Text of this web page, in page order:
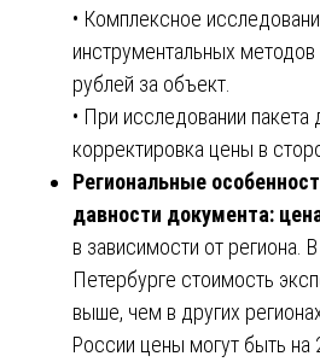
• Комплексное
инструментальных
рублей за объект.
• При исследовании
корректировка цены в
Региональные
давности документа:
в зависимости от региона.
Петербурге стоимость
выше, чем в других
России цены могут быть на